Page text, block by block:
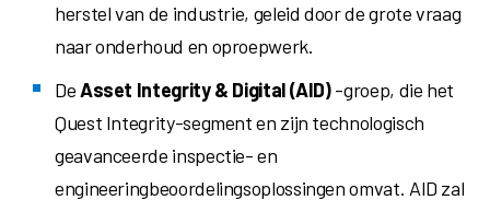
herstel van de industrie, geleid door de grote vraag
naar onderhoud en oproepwerk.
DeAsset Integrity & Digital(AID)-groep, die het
Quest Integrity-segment en zijn technologisch
geavanceerde inspectie- en
engineeringbeoordelingsoplossingen omvat. AID zal